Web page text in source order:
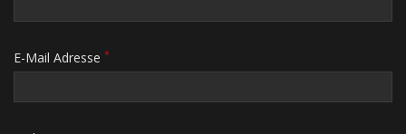
E-Mail Adresse *